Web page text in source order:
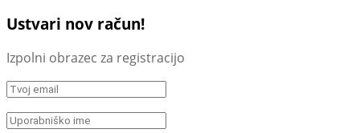
Ustvari nov račun!
Izpolni obrazec za registracijo